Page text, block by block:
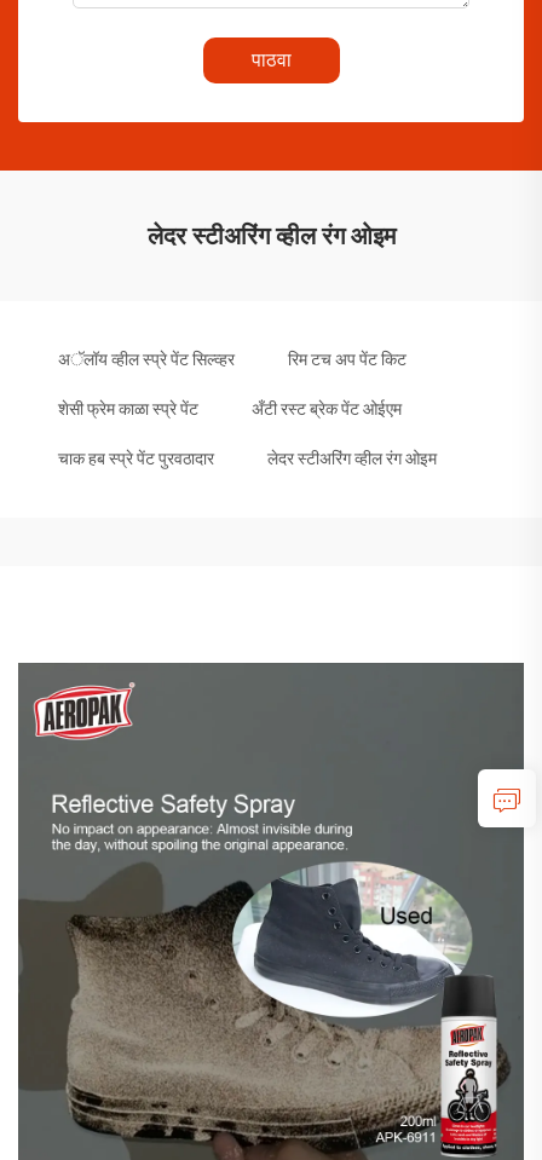
पाठवा
लेदर स्टीअरिंग व्हील रंग ओइम
अॅलॉय व्हील स्प्रे पेंट सिल्व्हर रिम टच अप पेंट किट
शेसी फ्रेम काळा स्प्रे पेंट अँटी रस्ट ब्रेक पेंट ओईएम
चाक हब स्प्रे पेंट पुरवठादार लेदर स्टीअरिंग व्हील रंग ओइम